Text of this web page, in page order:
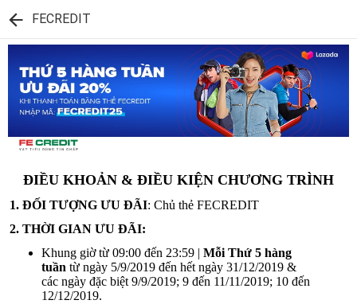
FECREDIT
ĐIỀU KHOẢN & ĐIỀU KIỆN CHƯƠNG TRÌNH
1. ĐỐI TƯỢNG ƯU ĐÃI: Chủ thẻ FECREDIT
2. THỜI GIAN ƯU ĐÃI:
Khung giờ từ 09:00 đến 23:59 | Mỗi Thứ 5 hàng
tuần từ ngày 5/9/2019 đến hết ngày 31/12/2019 &
các ngày đặc biệt 9/9/2019; 9 đến 11/11/2019; 10 đến
12/12/2019.